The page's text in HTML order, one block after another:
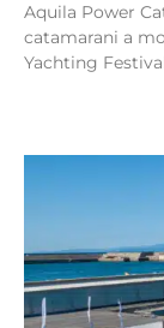
Aquila Power
catamarani a
Yachting